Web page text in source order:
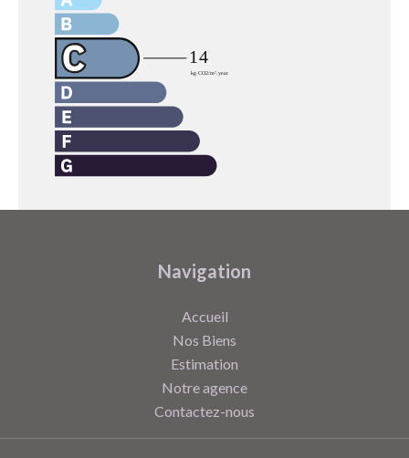
Navigation
Accueil
Nos Biens
Estimation
Notre agence
Contactez-nous